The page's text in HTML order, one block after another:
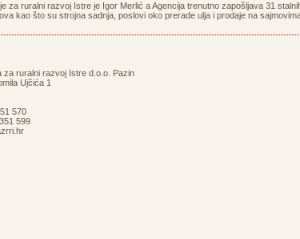
za ruralni razvoj Istre je Igor Merlić a Agencija trenutno zapošljava 31
kao što su strojna sadnja, poslovi oko prerade ulja i prodaje na
za ruralni razvoj Istre d.o.o. Pazin
Ujčića 1
570
599